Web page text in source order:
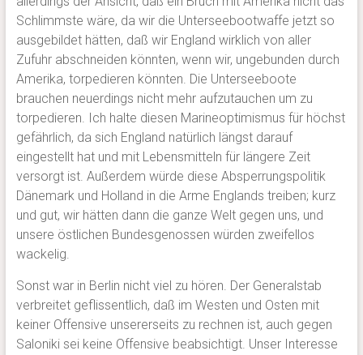
Schlimmste wäre, da wir die Unterseebootwaffe jetzt so
ausgebildet hätten, daß wir England wirklich von aller
Zufuhr abschneiden könnten, wenn wir, ungebunden durch
Amerika, torpedieren könnten. Die Unterseeboote
brauchen neuerdings nicht mehr aufzutauchen um zu
torpedieren. Ich halte diesen Marineoptimismus für höchst
gefährlich, da sich England natürlich längst darauf
eingestellt hat und mit Lebensmitteln für längere Zeit
versorgt ist. Außerdem würde diese Absperrungspolitik
Dänemark und Holland in die Arme Englands treiben; kurz
und gut, wir hätten dann die ganze Welt gegen uns, und
unsere östlichen Bundesgenossen würden zweifellos
wackelig.
Sonst war in Berlin nicht viel zu hören. Der Generalstab
verbreitet geflissentlich, daß im Westen und Osten mit
keiner Offensive unsererseits zu rechnen ist, auch gegen
Saloniki sei keine Offensive beabsichtigt. Unser Interesse